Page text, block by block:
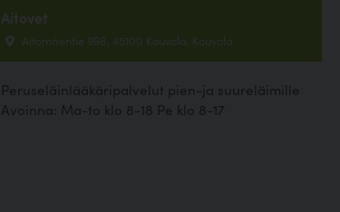
Aitovet
Aitomäentie 998, 45100 Kouvola, Kouvola
Peruseläinlääkäripalvelut pien-ja suureläimille
Avoinna: Ma-to klo 8-18 Pe klo 8-17